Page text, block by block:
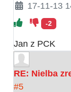
17-11-13
-2
Jan z PCK
RE: Nielba
#5